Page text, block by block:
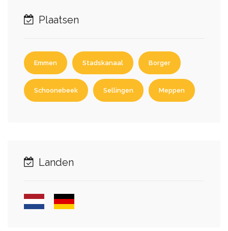
Plaatsen
Emmen Stadskanaal Borger
Schoonebeek Sellingen Meppen
Landen